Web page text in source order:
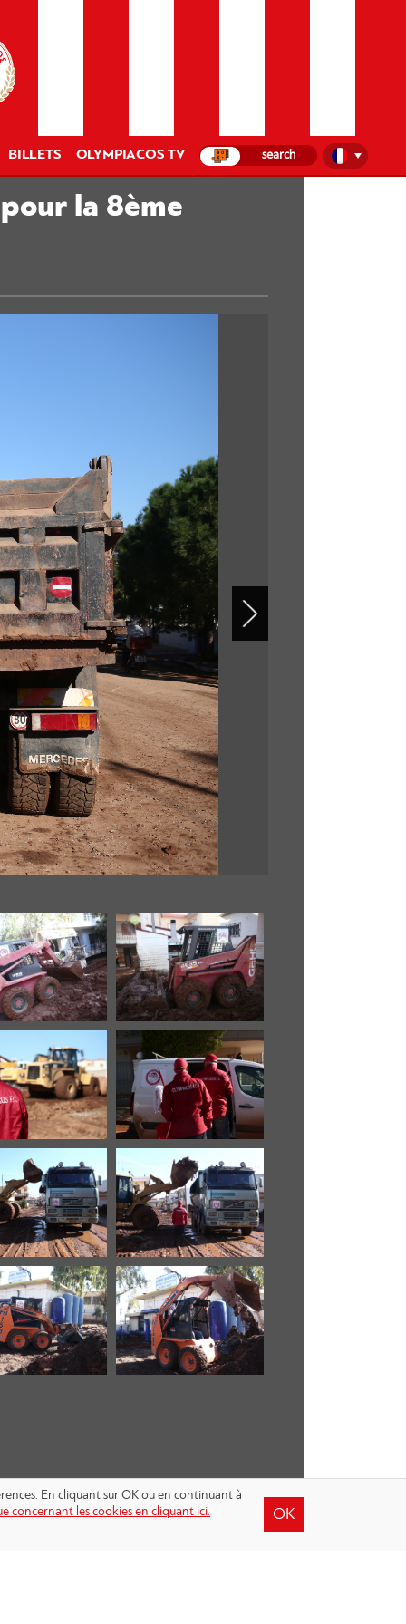
BILLETS OLYMPIACOS TV
la 8ème
En cliquant sur OK ou en continuant à
concernant les cookies en cliquant ici.
OK